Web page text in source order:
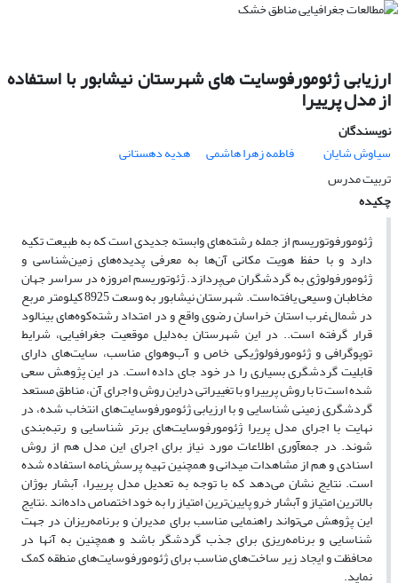
ارزیابی ژئومورفوسایت های شهرستان نیشابور با استفاده
از مدل پرییرا
نویسندگان
سیاوش شایان
فاطمه زهرا هاشمی
هدیه دهستانی
تربیت مدرس
چکیده
ژئومورفوتوریسم از جمله رشته‌های ‌وابسته جدیدی است که به طبیعت تکیه
دارد و با حفظ هویت مکانی آن‌ها به معرفی پدیده‌های زمین‌شناسی و
ژئومورفولوژی به گردشگران می‌پردازد. ژئوتوریسم امروزه در سراسر جهان
مخاطبان وسیعی یافته‌است. شهرستان نیشابور به وسعت 8925 کیلومتر مربع
در شمال‌غرب استان خراسان رضوی واقع و در امتداد رشته‌کوه‌های بینالود
قرار گرفته است.. در این شهرستان به‌دلیل موقعیت جغرافیایی، شرایط
توپوگرافی و ژئومورفولوژیکی خاص و آب‌وهوای مناسب، سایت‌های دارای
قابلیت گردشگری بسیاری را در خود جای داده است. در این پژوهش سعی
شده ‌است تا با روش پرییرا و با تغییراتی دراین روش و اجرای آن، مناطق مستعد
گردشگری زمینی شناسایی و با ارزیابی ژئومورفوسایت‌های انتخاب شده، در
نهایت با اجرای مدل پریرا ژئومورفوسایت‌های برتر شناسایی و رتبه‌بندی
شوند. در جمع‎آوری اطلاعات مورد نیاز برای اجرای این مدل هم از روش
اسنادی و هم از مشاهدات میدانی و همچنین تهیه پرسش‌نامه استفاده شده
‌است. نتایج نشان می‌دهد که با توجه به تعدیل مدل پرییرا، آبشار بوژان
بالاترین امتیاز و آبشار خرو پایین‌ترین امتیاز را به خود اختصاص داده‌اند .نتایج
این پژوهش می‌تواند راهنمایی مناسب برای مدیران و برنامه‌ریزان در جهت
شناسایی و برنامه‌ریزی برای جذب گردشگر باشد و همچنین به آنها در
محافظت و ایجاد زیر ساخت‌های مناسب برای ژئومورفوسایت‌های منطقه کمک
نماید.